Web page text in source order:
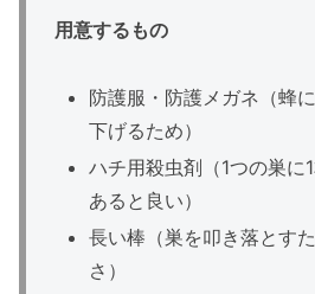
用意するもの
防護服・防護メガネ（蜂
下げるため）
ハチ用殺虫剤（1つの巣に
あると良い）
長い棒（巣を叩き落とす
さ）